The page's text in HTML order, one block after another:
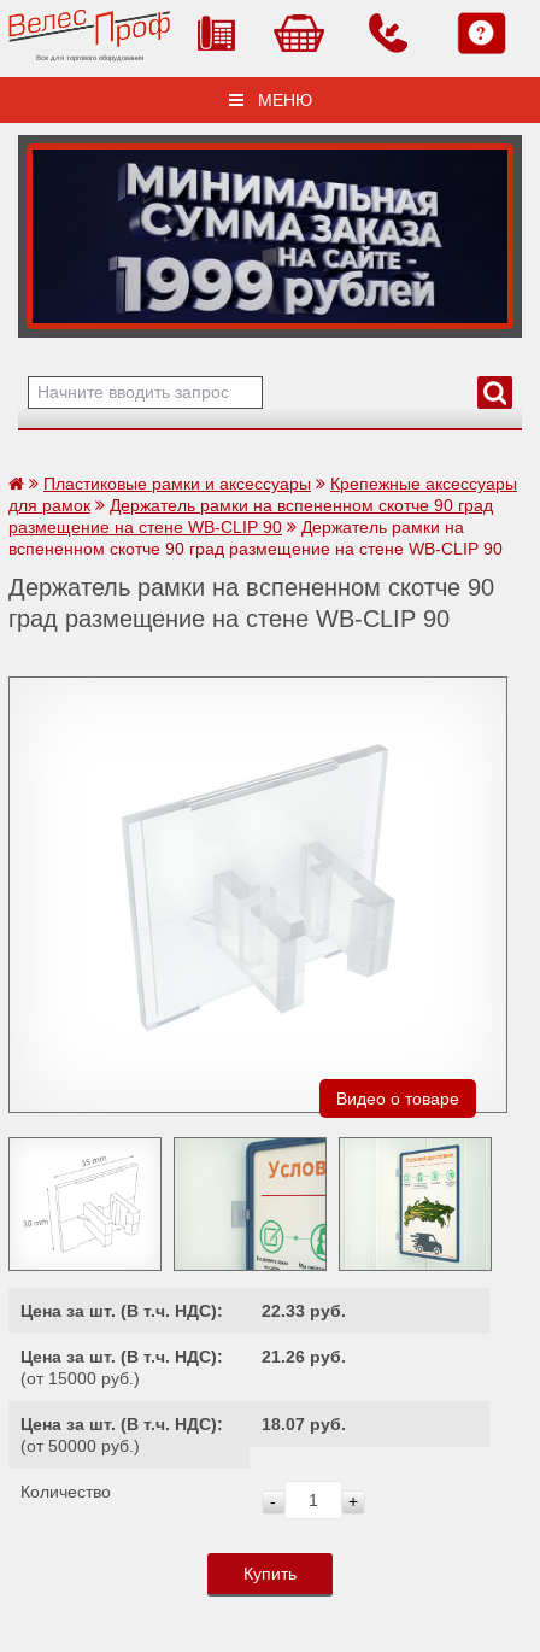
Все для торгового оборудования
МЕНЮ
Пластиковые рамки и аксессуары
Крепежные аксессуары
для рамок
Держатель рамки на вспененном скотче 90 град
размещение на стене WB-CLIP 90
Держатель рамки на
вспененном скотче 90 град размещение на стене WB-CLIP 90
Держатель рамки на вспененном скотче 90
град размещение на стене WB-CLIP 90
Видео о товаре
Цена за шт. (В т.ч. НДС): 22.33 руб.
Цена за шт. (В т.ч. НДС):
(от 15000 руб.)
21.26 руб.
Цена за шт. (В т.ч. НДС):
(от 50000 руб.)
18.07 руб.
Количество - +
Купить